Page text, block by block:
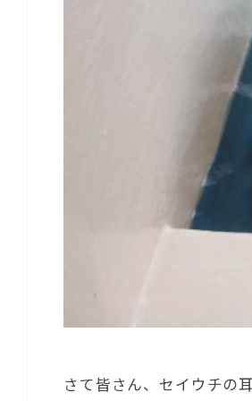
さて皆さん、セイウチの